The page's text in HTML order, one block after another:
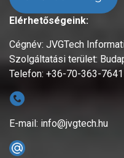
Elérhetőségeink:
Cégnév: JVGTech
Szolgáltatási terület:
Telefon: +36-70-363-7641
E-mail: info@jvgtech.hu